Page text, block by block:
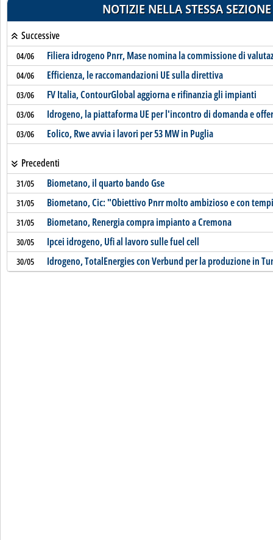
NOTIZIE NELLA STESSA SEZIONE
Successive
04/06 Filiera idrogeno Pnrr, Mase nomina la commissione di
04/06 Efficienza, le raccomandazioni UE sulla direttiva
03/06 FV Italia, ContourGlobal aggiorna e rifinanzia gli impianti
03/06 Idrogeno, la piattaforma UE per l'incontro di domanda e
03/06 Eolico, Rwe avvia i lavori per 53 MW in Puglia
Precedenti
31/05 Biometano, il quarto bando Gse
31/05 Biometano, Cic: "Obiettivo Pnrr molto ambizioso e con
31/05 Biometano, Renergia compra impianto a Cremona
30/05 Ipcei idrogeno, Ufi al lavoro sulle fuel cell
30/05 Idrogeno, TotalEnergies con Verbund per la produzione in